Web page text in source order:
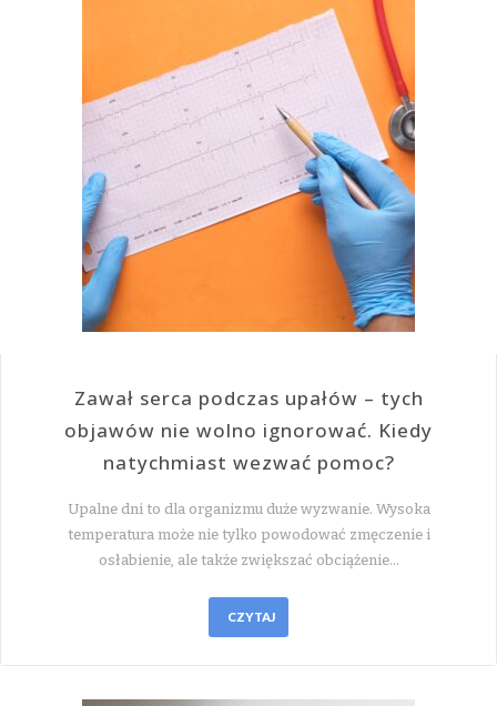
Zawał serca podczas upałów – tych
objawów nie wolno ignorować. Kiedy
natychmiast wezwać pomoc?
Upalne dni to dla organizmu duże wyzwanie. Wysoka
temperatura może nie tylko powodować zmęczenie i
osłabienie, ale także zwiększać obciążenie…
CZYTAJ